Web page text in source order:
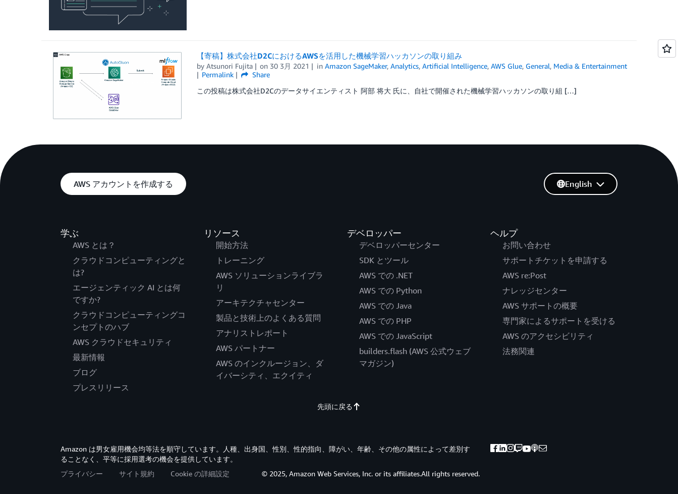
【寄稿】株式会社D2CにおけるAWSを活用した機械学習ハッカソンの取り組み
by Atsunori Fujita on 30 3月 2021 inAmazon SageMaker,Analytics,Artificial Intelligence,AWS Glue, General, Media & Entertainment
Permalink
Share
この投稿は株式会社D2Cのデータサイエンティスト 阿部 将大 氏に、自社で開催された機械学習ハッカソンの取り組 […]
AWS アカウントを作成する
学ぶ
AWS とは？
クラウドコンピューティングと
は?
エージェンティック AI とは何
ですか?
クラウドコンピューティングコ
ンセプトのハブ
AWS クラウドセキュリティ
最新情報
ブログ
プレスリリース
リソース
開始方法
トレーニング
AWS ソリューションライブラ
リ
アーキテクチャセンター
製品と技術上のよくある質問
アナリストレポート
AWS パートナー
AWS のインクルージョン、ダ
イバーシティ、エクイティ
デベロッパー
デベロッパーセンター
SDK とツール
AWS での .NET
AWS での Python
AWS での Java
AWS での PHP
AWS での JavaScript
builders.flash (AWS 公式ウェブ
マガジン)
ヘルプ
お問い合わせ
サポートチケットを申請する
AWS re:Post
ナレッジセンター
AWS サポートの概要
専門家によるサポートを受ける
AWS のアクセシビリティ
法務関連
English
先頭に戻る
Amazon は男女雇用機会均等法を順守しています。人種、出身国、性別、性的指向、障がい、年齢、その他の属性によって差別す
ることなく、平等に採用選考の機会を提供しています。
プライバシー
サイト規約 Cookie の詳細設定 © 2025, Amazon Web Services, Inc. or its affiliates.All rights reserved.